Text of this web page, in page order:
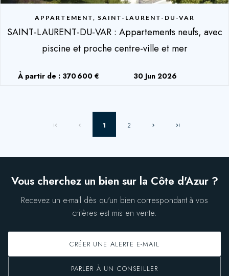
APPARTEMENT, SAINT-LAURENT-DU-VAR
SAINT-LAURENT-DU-VAR : Appartements neufs, avec
piscine et proche centre-ville et mer
À partir de : 370 600 € 30 Jun 2026
1 2
Vous cherchez un bien sur la Côte d'Azur ?
Recevez un e-mail dès qu'un bien correspondant à vos
critères est mis en vente.
CRÉER UNE ALERTE E-MAIL
PARLER À UN CONSEILLER